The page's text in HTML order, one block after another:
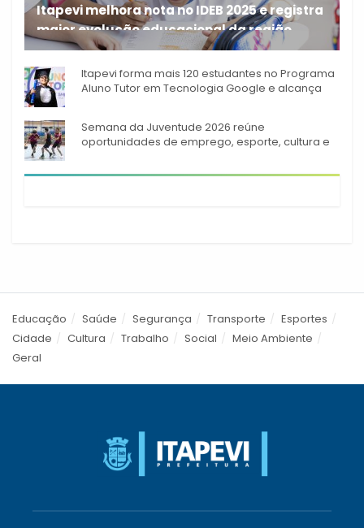
Itapevi melhora nota no IDEB 2025 e registra
maior evolução educacional da região
A rede municipal de ensino
Itapevi forma mais 120 estudantes no Programa
Aluno Tutor em Tecnologia Google e alcança
Semana da Juventude 2026 reúne
oportunidades de emprego, esporte, cultura e
Educação Saúde Segurança Transporte
Esportes
Cidade
Cultura Trabalho Social
Meio Ambiente
Geral